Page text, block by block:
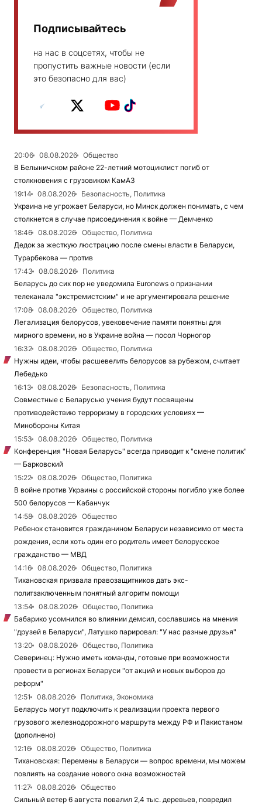
Подписывайтесь
на нас в соцсетях, чтобы не
пропустить важные новости (если
это безопасно для вас)
20:06 08.08.2026
Общество
В Белыничском районе 22-летний мотоциклист погиб от
столкновения с грузовиком КамАЗ
19:14
08.08.2026
Безопасность, Политика
Украина не угрожает Беларуси, но Минск должен понимать, с чем
столкнется в случае присоединения к войне — Демченко
18:46
08.08.2026
Общество, Политика
Дедок за жесткую люстрацию после смены власти в Беларуси,
Турарбекова — против
17:43
08.08.2026
Политика
Беларусь до сих пор не уведомила Euronews о признании
телеканала "экстремистским" и не аргументировала решение
17:08
08.08.2026
Общество, Политика
Легализация белорусов, увековечение памяти понятны для
мирного времени, но в Украине война — посол Чорногор
16:32
08.08.2026
Общество, Политика
Нужны идеи, чтобы расшевелить белорусов за рубежом, считает
Лебедько
16:13
08.08.2026
Безопасность, Политика
Совместные с Беларусью учения будут посвящены
противодействию терроризму в городских условиях —
Минобороны Китая
15:53
08.08.2026
Общество, Политика
Конференция "Новая Беларусь" всегда приводит к "смене политик"
— Барковский
15:22
08.08.2026
Общество, Политика
В войне против Украины с российской стороны погибло уже более
500 белорусов — Кабанчук
14:58
08.08.2026
Общество
Ребенок становится гражданином Беларуси независимо от места
рождения, если хоть один его родитель имеет белорусское
гражданство — МВД
14:16
08.08.2026
Общество, Политика
Тихановская призвала правозащитников дать экс-
политзаключенным понятный алгоритм помощи
13:54
08.08.2026
Общество, Политика
Бабарико усомнился во влиянии демсил, сославшись на мнения
"друзей в Беларуси", Латушко парировал: "У нас разные друзья"
13:20
08.08.2026
Общество, Политика
Северинец: Нужно иметь команды, готовые при возможности
провести в регионах Беларуси "от акций и новых выборов до
реформ"
12:51
08.08.2026
Политика, Экономика
Беларусь могут подключить к реализации проекта первого
грузового железнодорожного маршрута между РФ и Пакистаном
(дополнено)
12:16
08.08.2026
Общество, Политика
Тихановская: Перемены в Беларуси — вопрос времени, мы можем
повлиять на создание нового окна возможностей
11:27
08.08.2026
Общество
Сильный ветер 6 августа повалил 2,4 тыс. деревьев, повредил